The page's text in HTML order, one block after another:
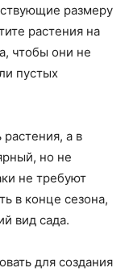
размеру
растения на
чтобы они не
пустых
а в
но не
не требуют
в конце сезона,
вид сада.
для создания